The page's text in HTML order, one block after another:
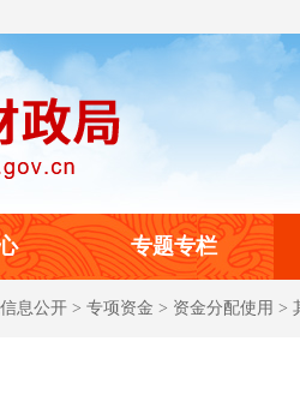
专题专栏
息公开 > 专项资金 > 资金分配使用 >